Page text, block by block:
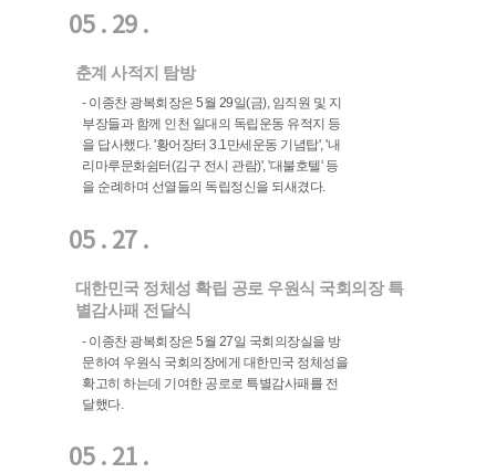
05 . 29 .
춘계 사적지 탐방
- 이종찬 광복회장은 5월 29일(금), 임직원 및 지
부장들과 함께 인천 일대의 독립운동 유적지 등
을 답사했다. '황어장터 3.1만세운동 기념탑', '내
리마루문화쉼터(김구 전시 관람)', '대불호텔' 등
을 순례하며 선열들의 독립정신을 되새겼다.
05 . 27 .
대한민국 정체성 확립 공로 우원식 국회의장 특
별감사패 전달식
- 이종찬 광복회장은 5월 27일 국회의장실을 방
문하여 우원식 국회의장에게 대한민국 정체성을
확고히 하는데 기여한 공로로 특별감사패를 전
달했다.
05 . 21 .